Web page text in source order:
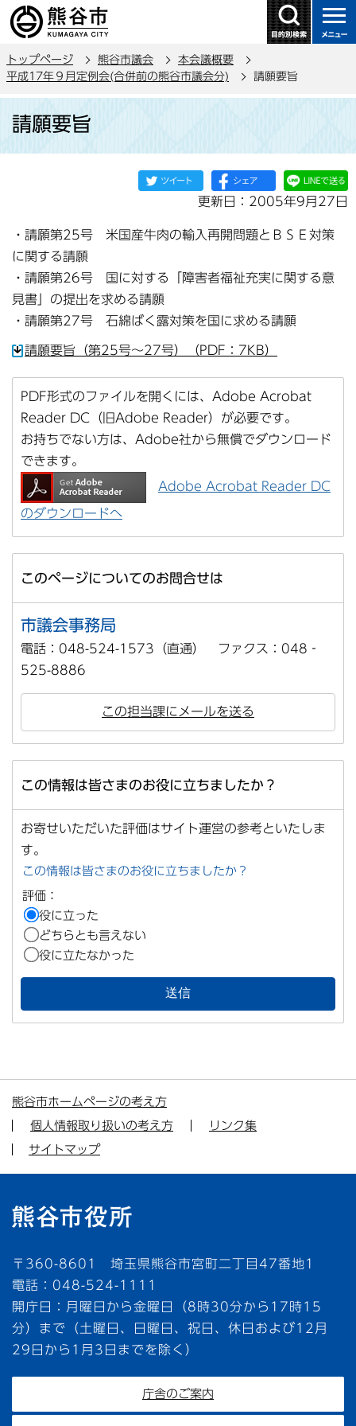
の
ー
トップページ 熊谷市議会
本会議概要
平成17年９月定例会(合併前の熊谷市議会分)
請願要旨
請願要旨
更新日：2005年9月27日
・請願第25号 米国産牛肉の輸入再開問題とＢＳＥ対策
に関する請願
・請願第26号 国に対する「障害者福祉充実に関する意
見書」の提出を求める請願
・請願第27号 石綿ばく露対策を国に求める請願
請願要旨（第25号～27号）（PDF：7KB）
PDF形式のファイルを開くには、Adobe Acrobat
Reader DC（旧Adobe Reader）が必要です。
お持ちでない方は、Adobe社から無償でダウンロード
できます。
Adobe Acrobat Reader DC
のダウンロードへ
このページについてのお問合せは
市議会事務局
電話：048-524-1573（直通） ファクス：048‐
525-8886
この担当課にメールを送る
この情報は皆さまのお役に立ちましたか？
お寄せいただいた評価はサイト運営の参考といたしま
す。
この情報は皆さまのお役に立ちましたか？
評価：
役に立った
どちらとも言えない
役に立たなかった
熊谷市ホームページの考え方
個人情報取り扱いの考え方
リンク集
サイトマップ
〒360-8601 埼玉県熊谷市宮町二丁目47番地1
電話：048-524-1111
開庁日：月曜日から金曜日（8時30分から17時15
分）まで（土曜日、日曜日、祝日、休日および12月
29日から1月3日までを除く）
庁舎のご案内